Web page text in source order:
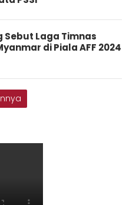
Sebut Laga Timnas
di Piala AFF 2024